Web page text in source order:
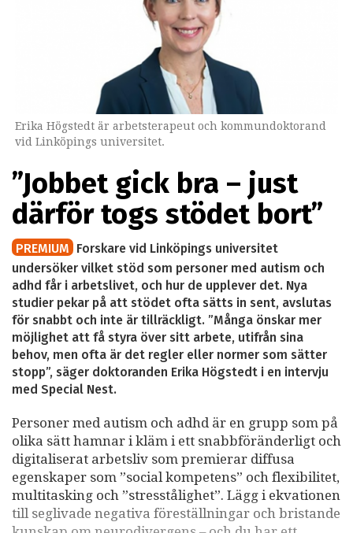
Erika Högstedt är arbetsterapeut och kommundoktorand
vid Linköpings universitet.
”Jobbet gick bra – just
därför togs stödet bort”
PREMIUM Forskare vid Linköpings universitet
undersöker vilket stöd som personer med autism och
adhd får i arbetslivet, och hur de upplever det. Nya
studier pekar på att stödet ofta sätts in sent, avslutas
för snabbt och inte är tillräckligt. ”Många önskar mer
möjlighet att få styra över sitt arbete, utifrån sina
behov, men ofta är det regler eller normer som sätter
stopp”, säger doktoranden Erika Högstedt i en intervju
med Special Nest.
Personer med autism och adhd är en grupp som på
olika sätt hamnar i kläm i ett snabbföränderligt och
digitaliserat arbetsliv som premierar diffusa
egenskaper som ”social kompetens” och flexibilitet,
multitasking och ”stresstålighet”. Lägg i ekvationen
till seglivade negativa föreställningar och bristande